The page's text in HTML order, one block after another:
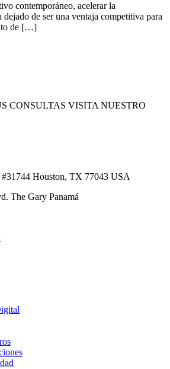
contemporáneo, acelerar la
de ser una ventaja competitiva para
de […]
CONSULTAS VISITA NUESTRO
Houston, TX 77043 USA
The Gary Panamá